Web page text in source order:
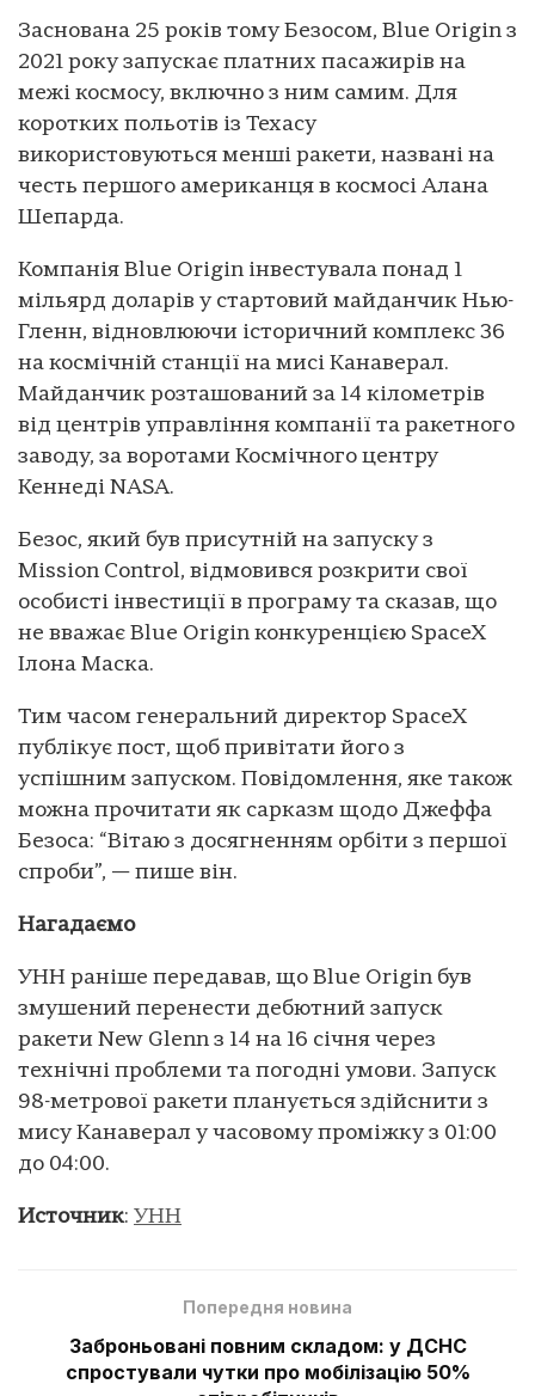
Заснована 25 років тому Безосом, Blue Origin з
2021 року запускає платних пасажирів на
межі космосу, включно з ним самим. Для
коротких польотів із Техасу
використовуються менші ракети, названі на
честь першого американця в космосі Алана
Шепарда.
Компанія Blue Origin інвестувала понад 1
мільярд доларів у стартовий майданчик Нью-
Гленн, відновлюючи історичний комплекс 36
на космічній станції на мисі Канаверал.
Майданчик розташований за 14 кілометрів
від центрів управління компанії та ракетного
заводу, за воротами Космічного центру
Кеннеді NASA.
Безос, який був присутній на запуску з
Mission Control, відмовився розкрити свої
особисті інвестиції в програму та сказав, що
не вважає Blue Origin конкуренцією SpaceX
Ілона Маска.
Тим часом генеральний директор SpaceX
публікує пост, щоб привітати його з
успішним запуском. Повідомлення, яке також
можна прочитати як сарказм щодо Джеффа
Безоса: “Вітаю з досягненням орбіти з першої
спроби”, — пише він.
Нагадаємо
УНН раніше передавав, що Blue Origin був
змушений перенести дебютний запуск
ракети New Glenn з 14 на 16 січня через
технічні проблеми та погодні умови. Запуск
98-метрової ракети планується здійснити з
мису Канаверал у часовому проміжку з 01:00
до 04:00.
Источник: УНН
Попередня новина
Заброньовані повним складом: у ДСНС
спростували чутки про мобілізацію 50%